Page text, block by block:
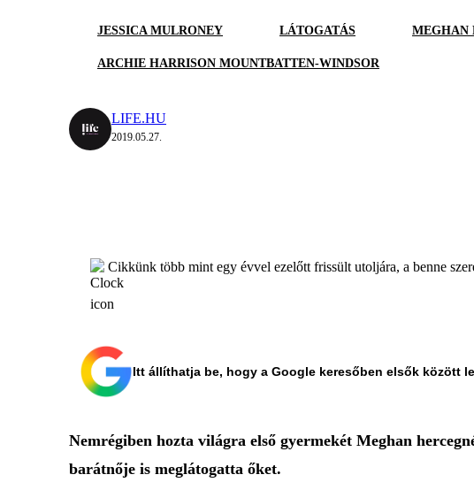
JESSICA MULRONEY LÁTOGATÁS MEGHAN
ARCHIE HARRISON MOUNTBATTEN-WINDSOR
LIFE.HU
2019.05.27.
Cikkünk több mint egy évvel ezelőtt frissült utoljára, a benne
Itt állíthatja be, hogy a Google keresőben elsők között
Nemrégiben hozta világra első gyermekét Meghan
barátnője is meglátogatta őket.